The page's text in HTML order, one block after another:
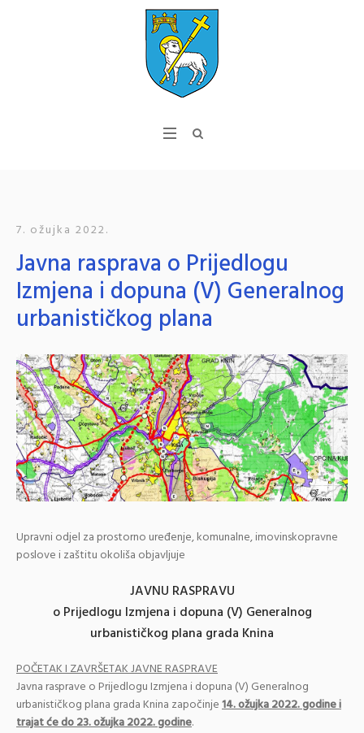
7. ožujka 2022.
Javna rasprava o Prijedlogu
Izmjena i dopuna (V) Generalnog
urbanističkog plana
Upravni odjel za prostorno uređenje, komunalne, imovinskopravne
poslove i zaštitu okoliša objavljuje
JAVNU RASPRAVU
o Prijedlogu Izmjena i dopuna (V) Generalnog
urbanističkog plana grada Knina
POČETAK I ZAVRŠETAK JAVNE RASPRAVE
Javna rasprave o Prijedlogu Izmjena i dopuna (V) Generalnog
urbanističkog plana grada Knina započinje14. ožujka 2022. godine i
trajat će do 23. ožujka 2022. godine.